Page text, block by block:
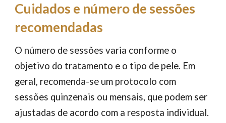
Cuidados e número de sessões
recomendadas
O número de sessões varia conforme o
objetivo do tratamento e o tipo de pele. Em
geral, recomenda-se um protocolo com
sessões quinzenais ou mensais, que podem ser
ajustadas de acordo com a resposta individual.